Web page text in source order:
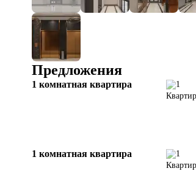
Предложения
1 комнатная квартира 1
1 комнатная квартира 1